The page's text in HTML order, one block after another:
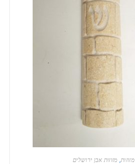
מידע נוסף
מזוזות מזוזות אבן ירושלים